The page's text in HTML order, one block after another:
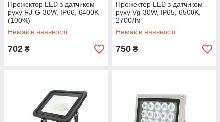
Прожектор LED з датчиком
руху RJ-G-30W, IP66, 6400K
(100%)
Немає в наявності
702 ₴
Прожектор LED з датчиком
руху Vg-30W, IP65, 6500K,
2700Лм
Немає в наявності
750 ₴